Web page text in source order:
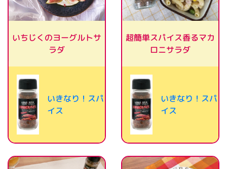
いちじくのヨーグルトサ
ラダ
いきなり！スパ
イス
超簡単スパイス香るマカ
ロニサラダ
いきなり！スパ
イス